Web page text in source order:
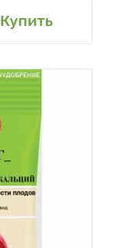
Купить